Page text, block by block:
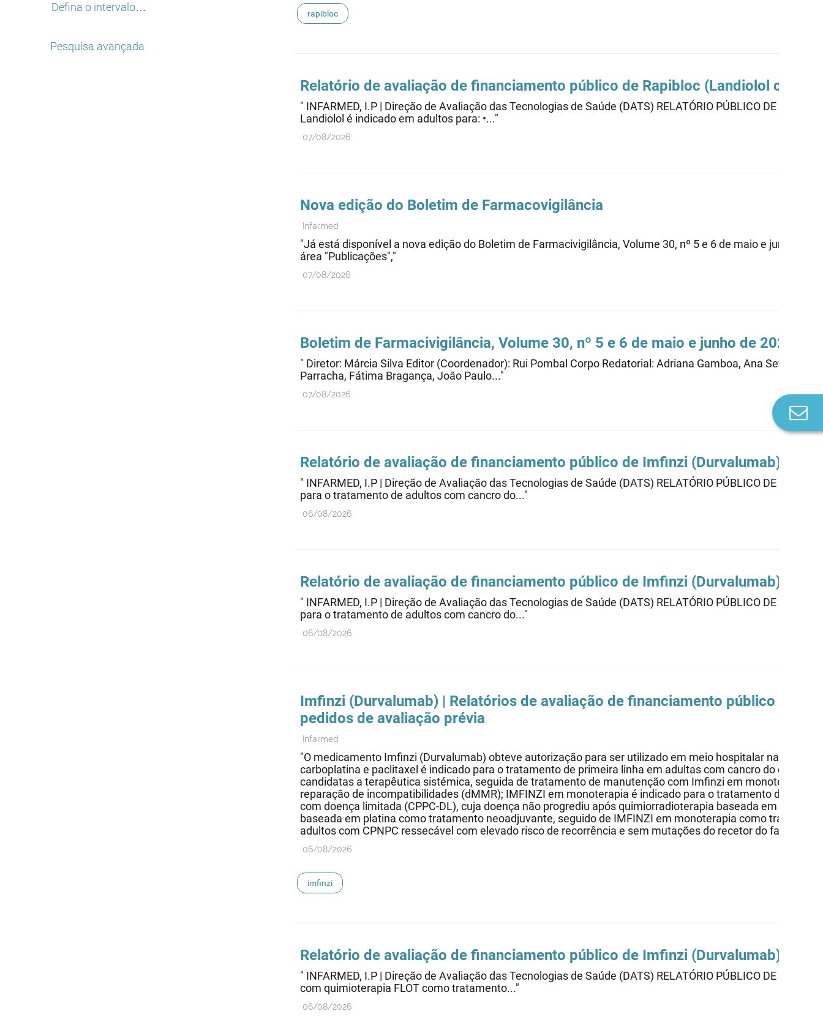
Defina o intervalo…
Pesquisa avançada
rapibloc
Relatório de avaliação de financiamento público de Rapibloc (Landiolol
" INFARMED, I.P | Direção de Avaliação das Tecnologias de Saúde (DATS) RELATÓRIO PÚBLICO DE
Landiolol é indicado em adultos para: •..."
07/08/2026
Nova edição do Boletim de Farmacovigilância
Infarmed
"Já está disponível a nova edição do Boletim de Farmacivigilância, Volume 30, nº 5 e 6 de maio e junho de
área "Publicações","
07/08/2026
Boletim de Farmacivigilância, Volume 30, nº 5 e 6 de maio e junho de 2026
" Diretor: Márcia Silva Editor (Coordenador): Rui Pombal Corpo Redatorial: Adriana Gamboa, Ana
Parracha, Fátima Bragança, João Paulo..."
07/08/2026
Relatório de avaliação de financiamento público de Imfinzi (Durvalumab)002
" INFARMED, I.P | Direção de Avaliação das Tecnologias de Saúde (DATS) RELATÓRIO PÚBLICO DE
para o tratamento de adultos com cancro do..."
06/08/2026
Relatório de avaliação de financiamento público de Imfinzi (Durvalumab) 002
" INFARMED, I.P | Direção de Avaliação das Tecnologias de Saúde (DATS) RELATÓRIO PÚBLICO DE
para o tratamento de adultos com cancro do..."
06/08/2026
Imfinzi (Durvalumab) | Relatórios de avaliação de financiamento público
pedidos de avaliação prévia
Infarmed
"O medicamento Imfinzi (Durvalumab) obteve autorização para ser utilizado em meio hospitalar nas
carboplatina e paclitaxel é indicado para o tratamento de primeira linha em adultas com cancro do
candidatas a terapêutica sistémica, seguida de tratamento de manutenção com Imfinzi em monoterapia
reparação de incompatibilidades (dMMR); IMFINZI em monoterapia é indicado para o tratamento de
com doença limitada (CPPC-DL), cuja doença não progrediu após quimiorradioterapia baseada em
baseada em platina como tratamento neoadjuvante, seguido de IMFINZI em monoterapia como
adultos com CPNPC ressecável com elevado risco de recorrência e sem mutações do recetor do fator de
06/08/2026
imfinzi
Relatório de avaliação de financiamento público de Imfinzi (Durvalumab)005
" INFARMED, I.P | Direção de Avaliação das Tecnologias de Saúde (DATS) RELATÓRIO PÚBLICO DE
com quimioterapia FLOT como tratamento..."
06/08/2026